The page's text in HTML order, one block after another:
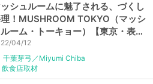
シュルームに魅了される、づくし
！MUSHROOM TOKYO（マッシ
ーム・トーキョー）【東京・表参
04/12
千葉芽弓／Miyumi Chiba
飲食店取材